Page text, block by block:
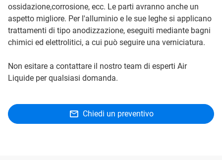
ossidazione,corrosione, ecc. Le parti avranno anche un
aspetto migliore. Per l'alluminio e le sue leghe si applicano
trattamenti di tipo anodizzazione, eseguiti mediante bagni
chimici ed elettrolitici, a cui può seguire una verniciatura.
Non esitare a contattare il nostro team di esperti Air
Liquide per qualsiasi domanda.
Chiedi un preventivo